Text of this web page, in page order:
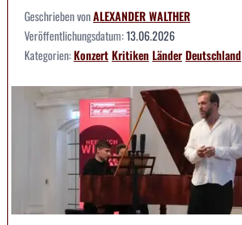
Geschrieben vonALEXANDER WALTHER
Veröffentlichungsdatum:13.06.2026
Kategorien:KonzertKritikenLänderDeutschland